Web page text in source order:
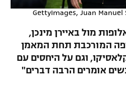
GettyImages, Juan Manuel
מול באיירן מינכן,
המורכבת תחת המאמן
וגם על היחסים עם
אומרים הרבה דברים"